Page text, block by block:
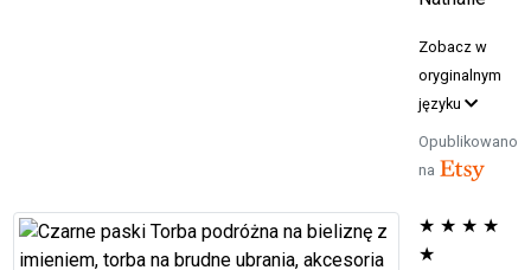
Zobacz w
oryginalnym
języku
Opublikowano
na
★ ★ ★ ★
★